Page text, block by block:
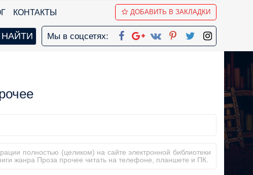
КОНТАКТЫ ДОБАВИТЬ В ЗАКЛАДКИ
Мы в соцсетях:
полностью (целиком) на сайте электронной библиотеки
жанра Проза прочее читать на телефоне, планшете и ПК.